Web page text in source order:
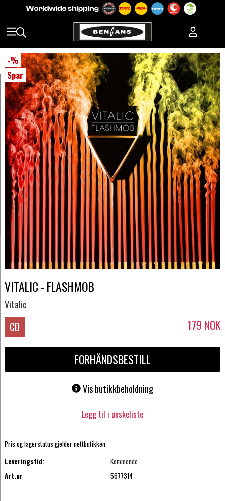
-%
Spar
VITALIC - FLASHMOB
Vitalic
CD 179 NOK
FORHÅNDSBESTILL
Vis butikkbeholdning
Legg til i ønskeliste
Pris og lagerstatus gjelder nettbutikken
Leveringstid:
Kommende
Art.nr
5677314